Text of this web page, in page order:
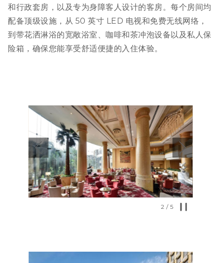
和行政套房，以及专为身障客人设计的客房。每个房间均
配备顶级设施，从 50 英寸 LED 电视和免费无线网络，
到带花洒淋浴的宽敞浴室、咖啡和茶冲泡设备以及私人保
险箱，确保您能享受舒适便捷的入住体验。
幻
放
映
控
接
2 /5
先前
下